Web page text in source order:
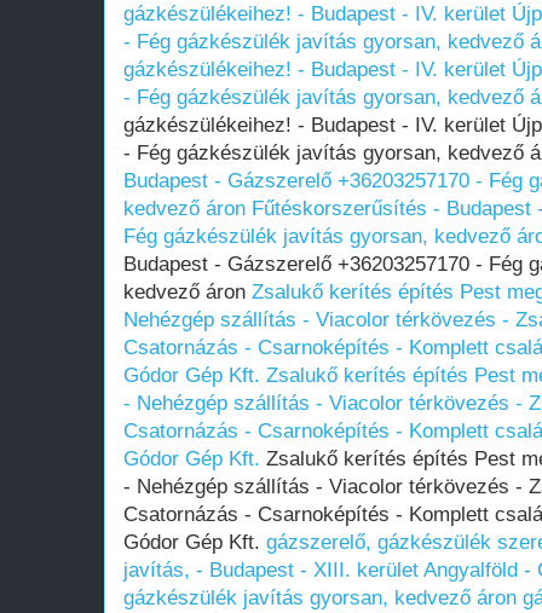
gázkészülékeihez! - Budapest - IV. kerület
- Fég gázkészülék javítás gyorsan, kedvező
gázkészülékeihez! - Budapest - IV. kerület
- Fég gázkészülék javítás gyorsan, kedvező
gázkészülékeihez! - Budapest - IV. kerület
- Fég gázkészülék javítás gyorsan, kedvező
Budapest - Gázszerelő +36203257170 - Fég
kedvező áron Fűtéskorszerűsítés - Budapest
Fég gázkészülék javítás gyorsan, kedvező
Budapest - Gázszerelő +36203257170 - Fég
kedvező áron Zsalukő kerítés építés Pest
Nehézgép szállítás - Viacolor térkövezés -
Csatornázás - Csarnoképítés - Komplett
Gódor Gép Kft. Zsalukő kerítés építés Pest
- Nehézgép szállítás - Viacolor térkövezés -
Csatornázás - Csarnoképítés - Komplett
Gódor Gép Kft. Zsalukő kerítés építés Pest
- Nehézgép szállítás - Viacolor térkövezés -
Csatornázás - Csarnoképítés - Komplett
Gódor Gép Kft. gázszerelő, gázkészülék
javítás, - Budapest - XIII. kerület Angyalföld -
gázkészülék javítás gyorsan, kedvező áron